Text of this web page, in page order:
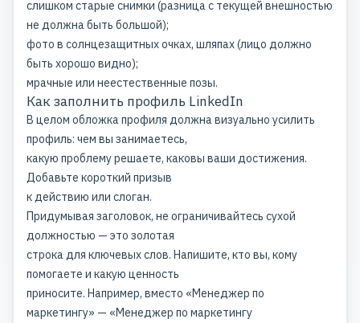
слишком старые снимки (разница с текущей внешностью
не должна быть большой);
фото в солнцезащитных очках, шляпах (лицо должно
быть хорошо видно);
мрачные или неестественные позы.
Как заполнить профиль LinkedIn
В целом обложка профиля должна визуально усилить
профиль: чем вы занимаетесь,
какую проблему решаете, каковы ваши достижения.
Добавьте короткий призыв
к действию или слоган.
Придумывая заголовок, не ограничивайтесь сухой
должностью — это золотая
строка для ключевых слов. Напишите, кто вы, кому
помогаете и какую ценность
приносите. Например, вместо «Менеджер по
маркетингу» — «Менеджер по маркетингу